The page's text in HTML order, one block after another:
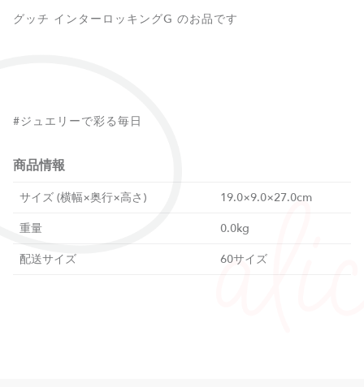
グッチ インターロッキングG のお品です
#ジュエリーで彩る毎日
商品情報
サイズ (横幅×奥行×高さ)
19.0×9.0×27.0cm
重量
0.0kg
配送サイズ
60サイズ